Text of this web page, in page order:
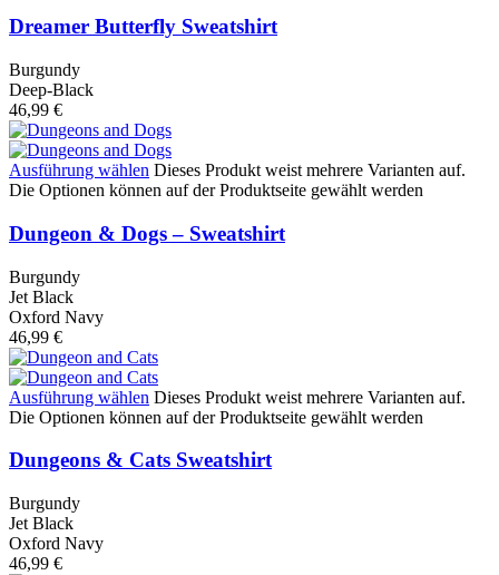
Dreamer Butterfly Sweatshirt
Burgundy
Deep-Black
46,99 €
Ausführung wählen Dieses Produkt weist mehrere Varianten auf.
Die Optionen können auf der Produktseite gewählt werden
Dungeon & Dogs – Sweatshirt
Burgundy
Jet Black
Oxford Navy
46,99 €
Ausführung wählen Dieses Produkt weist mehrere Varianten auf.
Die Optionen können auf der Produktseite gewählt werden
Dungeons & Cats Sweatshirt
Burgundy
Jet Black
Oxford Navy
46,99 €